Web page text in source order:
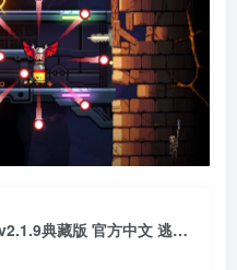
挺进地牢 Enter the Gungeon v2.1.9典藏版 官方中文 逃出地牢 Exit the Gungeon v2.1.3版 官方中文